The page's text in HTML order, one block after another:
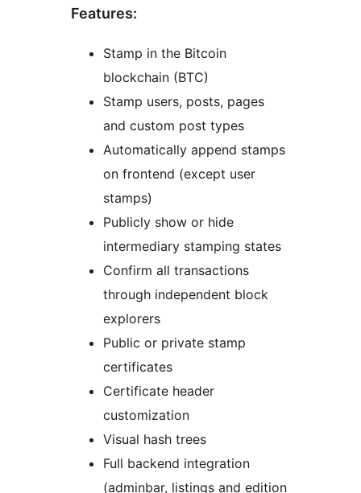
Features:
Stamp in the Bitcoin
blockchain (BTC)
Stamp users, posts, pages
and custom post types
Automatically append stamps
on frontend (except user
stamps)
Publicly show or hide
intermediary stamping states
Confirm all transactions
through independent block
explorers
Public or private stamp
certificates
Certificate header
customization
Visual hash trees
Full backend integration
(adminbar, listings and edition